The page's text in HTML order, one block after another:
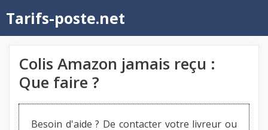
au
contenu
Tarifs-poste.net
Colis Amazon jamais reçu :
Que faire ?
Besoin d'aide ? De contacter votre livreur ou